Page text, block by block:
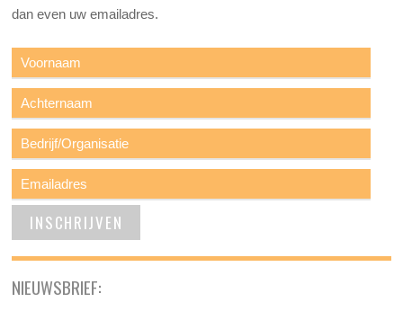
dan even uw emailadres.
NIEUWSBRIEF: